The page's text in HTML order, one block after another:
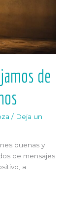
de
/ Deja un
buenas y
de mensajes
a